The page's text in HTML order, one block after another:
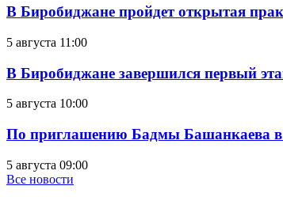
В Биробиджане пройдет открытая
5 августа 11:00
В Биробиджане завершился первый
5 августа 10:00
По приглашению Бадмы Башанкаева
5 августа 09:00
Все новости